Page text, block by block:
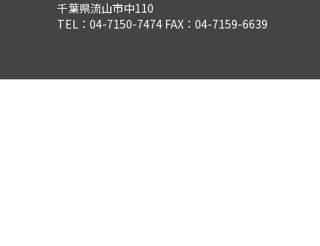
千葉県流山市中110
TEL：04-7150-7474 FAX：04-7159-6639